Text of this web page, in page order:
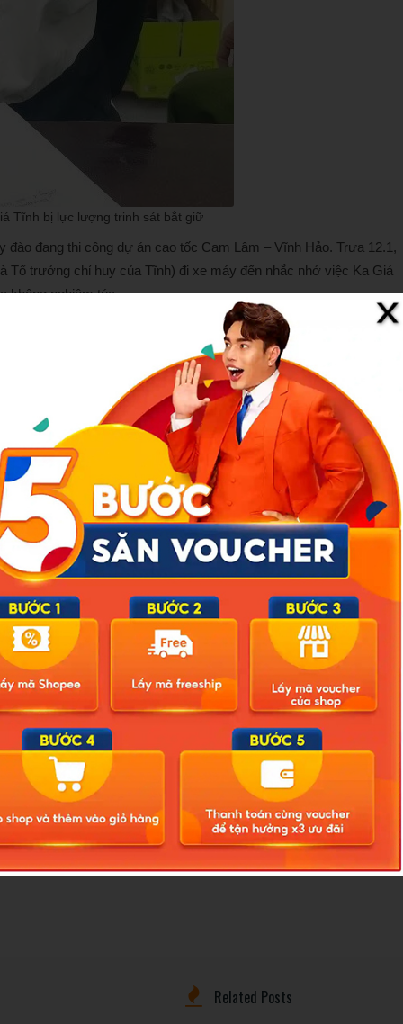
Tĩnh bị lực lượng trinh sát bắt giữ
đào đang thi công dự án cao tốc Cam Lâm – Vĩnh Hảo. Trưa 12.1,
Tổ trưởng chỉ huy của Tĩnh) đi xe máy đến nhắc nhở việc Ka Giá
không nghiêm túc.
làm rõ nguyên nhân
múc táng mạnh vào xe máy và người ông Tú. Khi ông Tú ngã
nạn nhân. Sau đó, nạn nhân được đưa đi cấp cứu nhưng
rừng lẩn trốn, đến chiều tối cùng ngày (12.1) thì nghi phạm bị lực
cùng Đội điều tra Công an H.Thuận Nam và lực lượng trinh sát
và tổ chức
làm rõ vụ việc.
– Vĩnh Hảo đang tích cực phối hợp với các cơ quan chức
đồng thời động viên hỗ trợ gia đình nạn nhân.
Related Posts